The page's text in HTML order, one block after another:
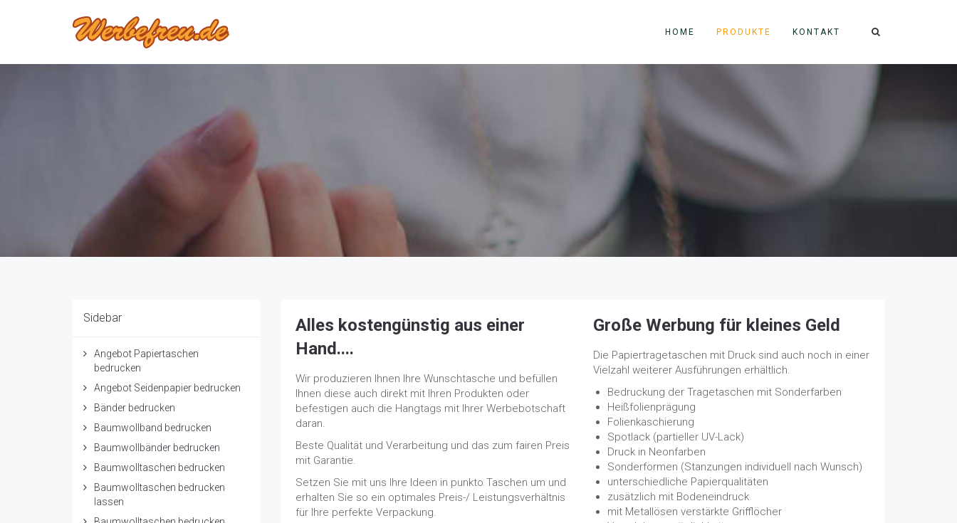
HOME PRODUKTE KONTAKT
Alles kostengünstig aus einer
Hand....
Wir produzieren Ihnen Ihre Wunschtasche und befüllen
Ihnen diese auch direkt mit Ihren Produkten oder
befestigen auch die Hangtags mit Ihrer Werbebotschaft
daran.
Beste Qualität und Verarbeitung und das zum fairen Preis
mit Garantie.
Setzen Sie mit uns Ihre Ideen in punkto Taschen um und
erhalten Sie so ein optimales Preis-/ Leistungsverhältnis
für Ihre perfekte Verpackung.
Große Werbung für kleines Geld
Die Papiertragetaschen mit Druck sind auch noch in einer
Vielzahl weiterer Ausführungen erhältlich.
Bedruckung der Tragetaschen mit Sonderfarben
Heißfolienprägung
Folienkaschierung
Spotlack (partieller UV-Lack)
Druck in Neonfarben
Sonderformen (Stanzungen individuell nach Wunsch)
unterschiedliche Papierqualitäten
zusätzlich mit Bodeneindruck
mit Metallösen verstärkte Grifflöcher
Sidebar
Angebot Papiertaschen
bedrucken
Angebot Seidenpapier bedrucken
Bänder bedrucken
Baumwollband bedrucken
Baumwollbänder bedrucken
Baumwolltaschen bedrucken
Baumwolltaschen bedrucken
lassen